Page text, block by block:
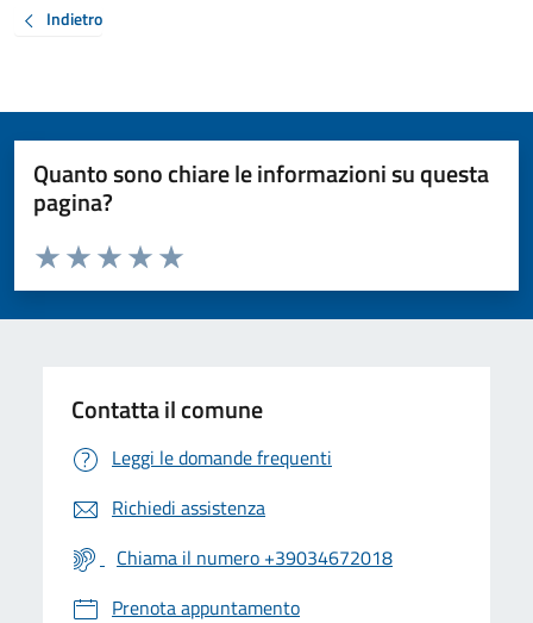
Indietro
Quanto sono chiare le informazioni su questa
pagina?
Valuta da 1 a 5 stelle la pagina
Valuta 5 stelle su 5
Valuta 4 stelle su 5
Valuta 3 stelle su 5
Valuta 2 stelle su 5
Valuta 1 stelle su 5
Contatta il comune
Leggi le domande frequenti
Richiedi assistenza
Chiama il numero +39034672018
Prenota appuntamento